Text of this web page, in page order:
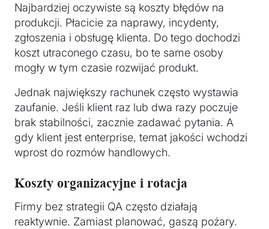
Najbardziej oczywiste są koszty błędów na
produkcji. Płacicie za naprawy, incydenty,
zgłoszenia i obsługę klienta. Do tego dochodzi
koszt utraconego czasu, bo te same osoby
mogły w tym czasie rozwijać produkt.
Jednak największy rachunek często wystawia
zaufanie. Jeśli klient raz lub dwa razy poczuje
brak stabilności, zacznie zadawać pytania. A
gdy klient jest enterprise, temat jakości wchodzi
wprost do rozmów handlowych.
Koszty organizacyjne i rotacja
Firmy bez strategii QA często działają
reaktywnie. Zamiast planować, gaszą pożary.